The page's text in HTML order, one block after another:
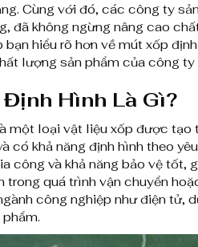
Cùng với đó, các công ty
đã không ngừng nâng cao
bạn hiểu rõ hơn về mút xốp
lượng sản phẩm của công ty
Hình Là Gì?
một loại vật liệu xốp được tạo
có khả năng định hình theo
công và khả năng bảo vệ
trong quá trình vận chuyển
công nghiệp như điện tử,